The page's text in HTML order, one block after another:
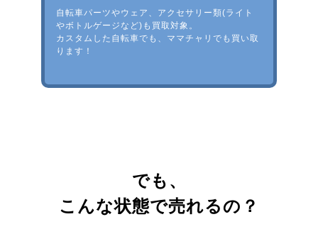
自転車パーツやウェア、アクセサリー類(ライト
やボトルゲージなど)も買取対象。
カスタムした自転車でも、ママチャリでも買い取
ります！
でも、
こんな状態で売れるの？